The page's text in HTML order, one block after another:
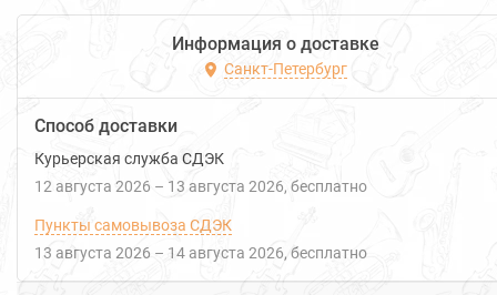
Информация о доставке
Санкт-Петербург
Способ доставки
Курьерская служба СДЭК
12 августа 2026 – 13 августа 2026 Бесплатно
Пункты самовывоза СДЭК
13 августа 2026 – 14 августа 2026 Бесплатно